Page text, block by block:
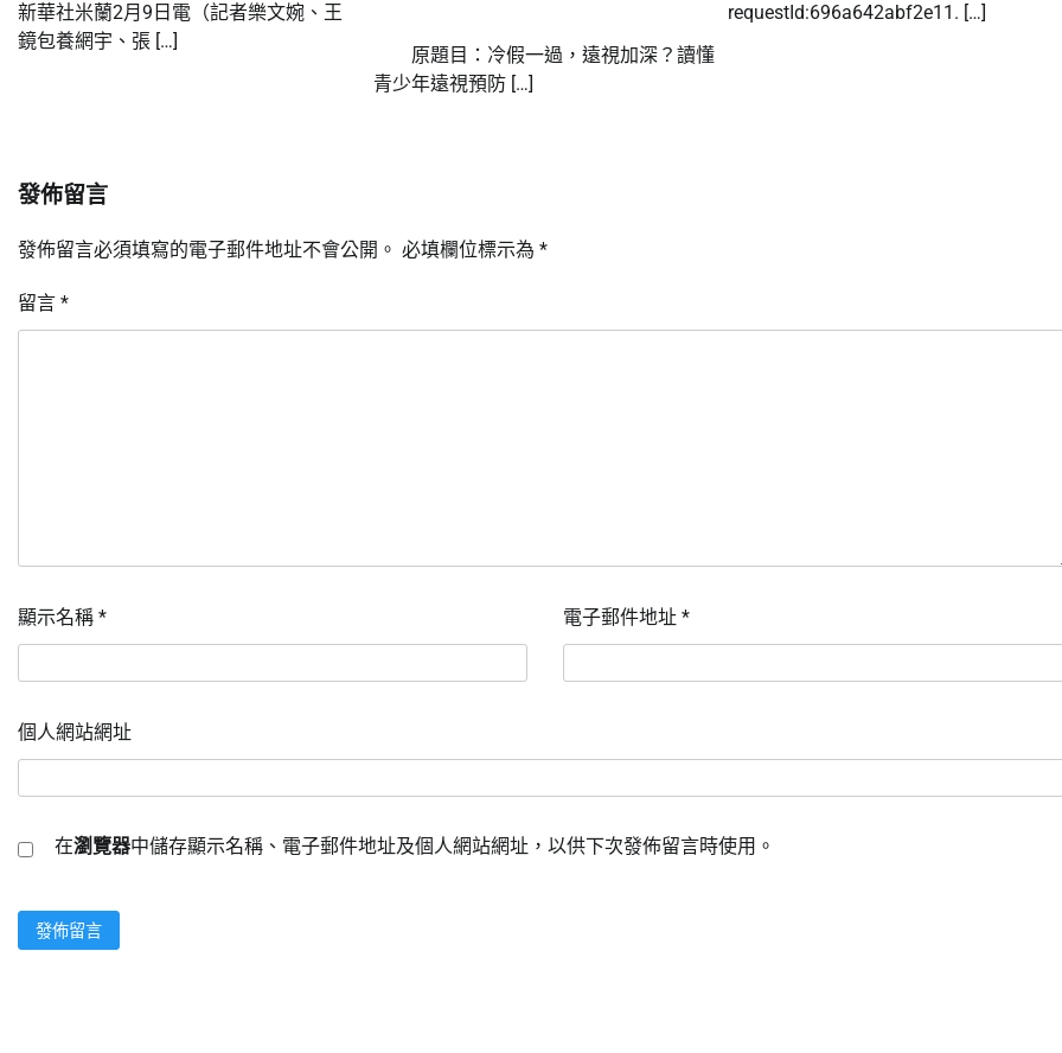
新華社米蘭2月9日電（記者樂文婉、王
鏡包養網宇、張 […]
原題目：冷假一過，遠視加深？讀懂
青少年遠視預防 […]
requestId:696a642abf2e11. […]
發佈留言
發佈留言必須填寫的電子郵件地址不會公開。 必填欄位標示為 *
留言 *
顯示名稱 * 電子郵件地址 *
個人網站網址
在瀏覽器中儲存顯示名稱、電子郵件地址及個人網站網址，以供下次發佈留言時使用。